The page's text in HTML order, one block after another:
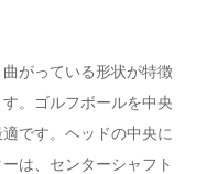
がっている形状が特徴
。ゴルフボールを中央
です。ヘッドの中央に
は、センターシャフト